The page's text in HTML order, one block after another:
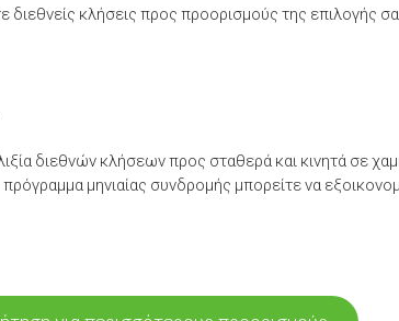
κλήσεις προς προορισμούς της επιλογής
διεθνών κλήσεων προς σταθερά και κινητά σε
μηνιαίας συνδρομής μπορείτε να